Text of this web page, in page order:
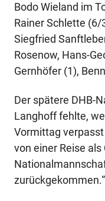
Bodo Wieland im
Rainer Schlette (6/
Siegfried
Rosenow, Hans-
Gernhöfer (1),
Der spätere DHB-
Langhoff fehlte,
Vormittag
von einer Reise als
zurückgekommen.“